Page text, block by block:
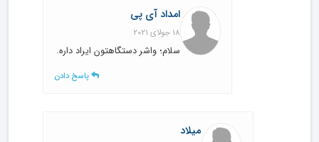
امداد آی پی
18 جولای 2021
سلام؛ واشر دستگاهتون ایراد داره.
پاسخ دادن
میلاد